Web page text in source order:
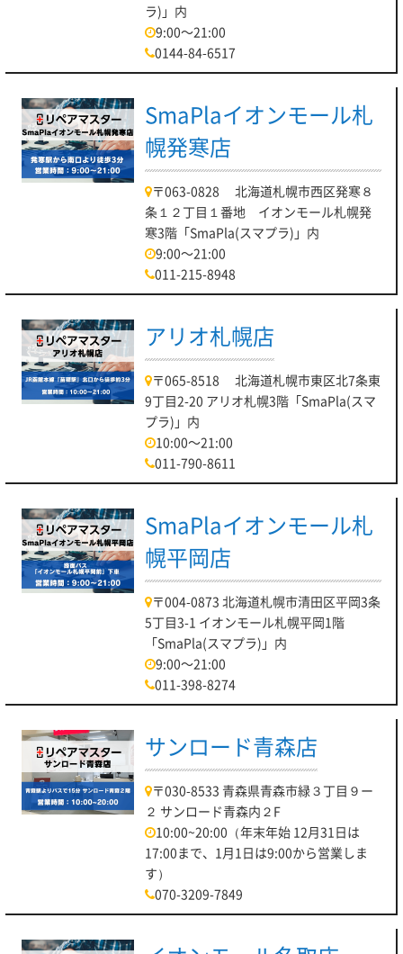
ラ)」内
9:00～21:00
0144-84-6517
SmaPlaイオンモール札
幌発寒店
〒063-0828 北海道札幌市西区発寒８
条１２丁目１番地 イオンモール札幌発
寒3階「SmaPla(スマプラ)」内
9:00～21:00
011-215-8948
アリオ札幌店
〒065-8518 北海道札幌市東区北7条東
9丁目2-20 アリオ札幌3階「SmaPla(スマ
プラ)」内
10:00～21:00
011-790-8611
SmaPlaイオンモール札
幌平岡店
〒004-0873 北海道札幌市清田区平岡3条
5丁目3-1 イオンモール札幌平岡1階
「SmaPla(スマプラ)」内
9:00～21:00
011-398-8274
サンロード青森店
〒030-8533 青森県青森市緑３丁目９ー
２ サンロード青森内２F
10:00~20:00（年末年始 12月31日は
17:00まで、1月1日は9:00から営業しま
す）
070-3209-7849